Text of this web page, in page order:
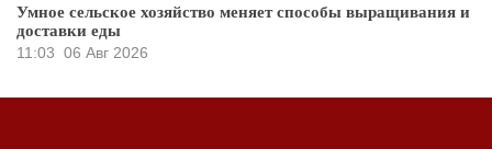
Умное сельское хозяйство меняет способы выращивания и
доставки еды
11:03 06 Авг 2026